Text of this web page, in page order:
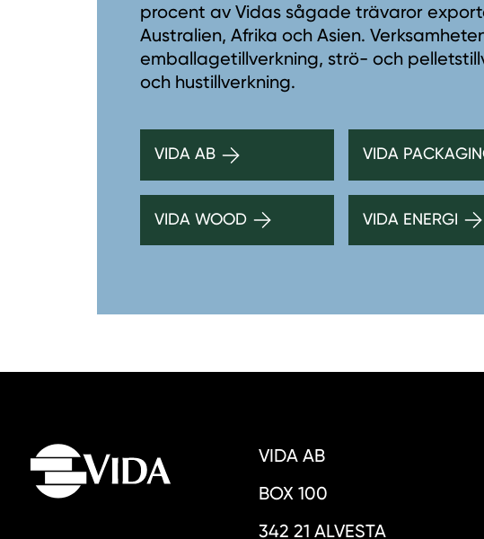
procent av Vidas sågade trävaror
Australien, Afrika och Asien.
emballagetillverkning, strö- och
och hustillverkning.
VIDA AB VIDA
VIDA WOOD VIDA ENERGI
VIDA AB
BOX 100
342 21 ALVESTA